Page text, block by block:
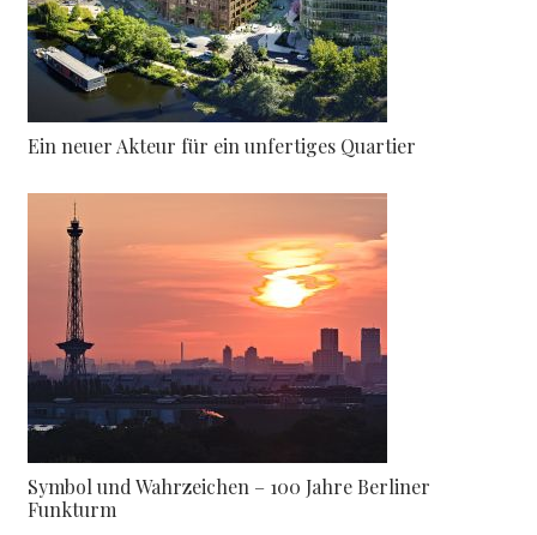
Ein neuer Akteur für ein unfertiges Quartier
Symbol und Wahrzeichen – 100 Jahre Berliner
Funkturm